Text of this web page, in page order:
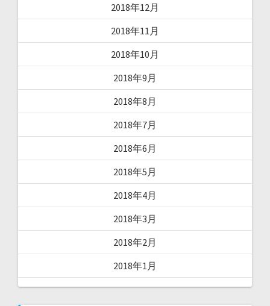
2018年12月
2018年11月
2018年10月
2018年9月
2018年8月
2018年7月
2018年6月
2018年5月
2018年4月
2018年3月
2018年2月
2018年1月